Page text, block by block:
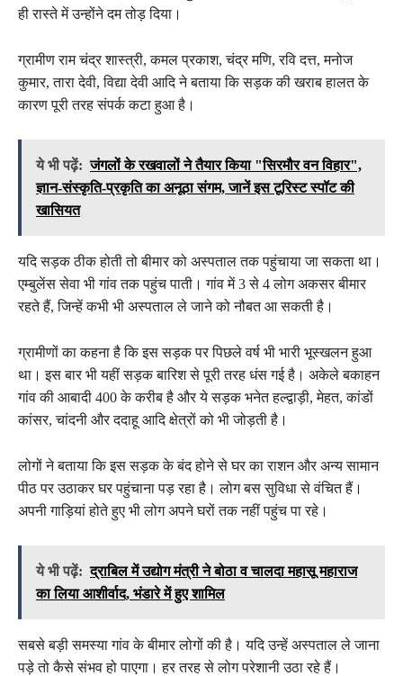
ही रास्ते में उन्होंने दम तोड़ दिया।
ग्रामीण राम चंद्र शास्त्री, कमल प्रकाश, चंद्र मणि, रवि दत्त, मनोज
कुमार, तारा देवी, विद्या देवी आदि ने बताया कि सड़क की खराब हालत के
कारण पूरी तरह संपर्क कटा हुआ है।
ये भी पढ़ें: जंगलों के रखवालों ने तैयार किया "सिरमौर वन विहार",
ज्ञान-संस्कृति-प्रकृति का अनूठा संगम, जानें इस टूरिस्ट स्पॉट की
खासियत
यदि सड़क ठीक होती तो बीमार को अस्पताल तक पहुंचाया जा सकता था।
एम्बुलेंस सेवा भी गांव तक पहुंच पाती। गांव में 3 से 4 लोग अकसर बीमार
रहते हैं, जिन्हें कभी भी अस्पताल ले जाने को नौबत आ सकती है।
ग्रामीणों का कहना है कि इस सड़क पर पिछले वर्ष भी भारी भूस्खलन हुआ
था। इस बार भी यहीं सड़क बारिश से पूरी तरह धंस गई है। अकेले बकाहन
गांव की आबादी 400 के करीब है और ये सड़क भनेत हल्द्वाड़ी, मेहत, कांडों
कांसर, चांदनी और ददाहू आदि क्षेत्रों को भी जोड़ती है।
लोगों ने बताया कि इस सड़क के बंद होने से घर का राशन और अन्य सामान
पीठ पर उठाकर घर पहुंचाना पड़ रहा है। लोग बस सुविधा से वंचित हैं।
अपनी गाड़ियां होते हुए भी लोग अपने घरों तक नहीं पहुंच पा रहे।
ये भी पढ़ें: द्राबिल में उद्योग मंत्री ने बोठा व चालदा महासू महाराज
का लिया आशीर्वाद, भंडारे में हुए शामिल
सबसे बड़ी समस्या गांव के बीमार लोगों की है। यदि उन्हें अस्पताल ले जाना
पड़े तो कैसे संभव हो पाएगा। हर तरह से लोग परेशानी उठा रहे हैं।